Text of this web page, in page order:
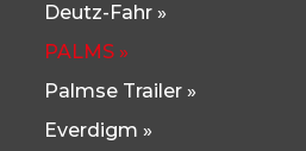
Deutz-Fahr »
PALMS »
Palmse Trailer »
Everdigm »